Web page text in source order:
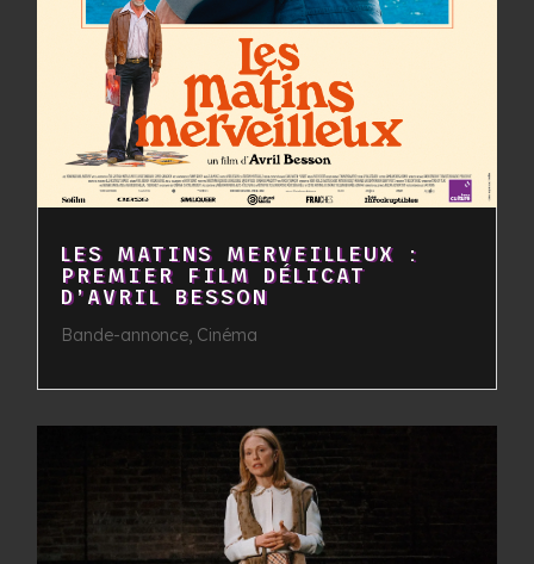
LES MATINS MERVEILLEUX :
PREMIER FILM DÉLICAT
D’AVRIL BESSON
Bande-annonce, Cinéma